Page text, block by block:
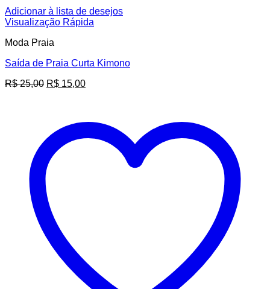
Adicionar à lista de desejos
Visualização Rápida
Moda Praia
Saída de Praia Curta Kimono
R$25,00 O
R$ 25,00.
R$ 15,00O
R$ 15,00.